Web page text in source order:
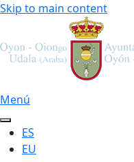
Skip to main content
Menú
ES
EU